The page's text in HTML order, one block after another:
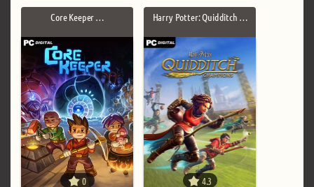
Core Keeper …
0
Harry Potter: Quidditch …
4.3